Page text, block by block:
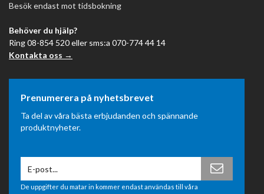
Besök endast mot tidsbokning
Behöver du hjälp?
Ring 08-854 520 eller sms:a 070-774 44 14
Kontakta oss →
Prenumerera på nyhetsbrevet
Ta del av våra bästa erbjudanden och spännande
produktnyheter.
De uppgifter du matar in kommer endast användas till våra